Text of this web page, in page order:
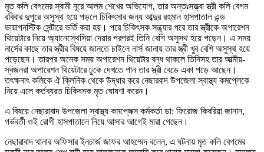
মৃত কলি বেগমের স্বামী নূরে আলম শেখের অভিযোগ, তার অন্তঃসত্ত্বা স্ত্রী কলি বেগম
রবিবার দুপুরে অসুস্থ হয়ে পড়লে চিকিৎসার জন্য আব্দুর রহমান হাসপাতাল এন্ড
ডায়াগনস্টিক সেন্টারে ভর্তি করা হয়। পরে চিকিৎসক সন্ধ্যার পরে তার স্ত্রীকে অপারেশন
থিয়েটারে নিয়ে অ্যানেস্থেসিয়া দেয়ার পরপরই তিনি বেশি অসুস্থ হয়ে পড়েন। এ সময়
নার্সের কাছে তার স্ত্রীর বিষয়ে জানতে চাইলে নার্স জানায় তার স্ত্রী খুব বেশি অসুস্থ হয়ে
পড়েছেন। তারপর অনেক সময় অপারেশন থিয়েটার বন্ধ থাকলে তিনিসহ তার আত্মীয়-
স্বজনরা অপারেশন থিয়েটারে ঢুকে দেখতে পান তার স্ত্রী বেডে একা পড়ে আছেন।
তৎক্ষনাৎ কলিকে ঐ ক্লিনিক থেকে উদ্ধার করে নেছারবাদ উপজেলা স্বাস্থ্য কমপ্লেকে
নিয়ে এলে কর্তব্যরত চিকিৎসক মৃত ঘোষণা করেন।
এ বিষয়ে নেছারাবাদ উপজেলা স্বাস্থ্য কমপ্লেক্স কর্মকর্তা ডা: ফিরোজ কিবরিয়া জানান,
গর্ভবর্তী ওই রোগী হাসপাতালে নিয়ে আসার আগেই মারা গেছেন।
নেছারাবাদ থানার অফিসার ইনচার্জ জাফর আহম্মেদ বলেন, এ ঘটনায় মৃত কলি বেগমের